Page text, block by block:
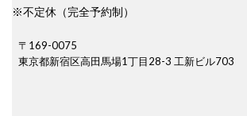
※不定休（完全予約制）
〒169-0075
東京都新宿区高田馬場1丁目28-3 工新ビル703